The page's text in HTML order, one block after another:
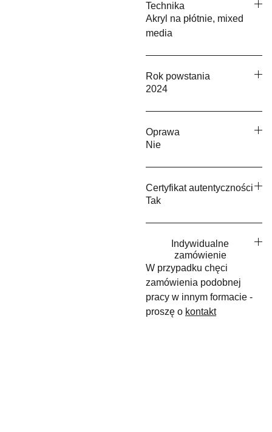
Technika
Akryl na płótnie, mixed
media
Rok powstania
2024
Oprawa
Nie
Certyfikat autentyczności
Tak
Indywidualne
zamówienie
W przypadku chęci
zamówienia podobnej
pracy w innym formacie -
proszę o kontakt